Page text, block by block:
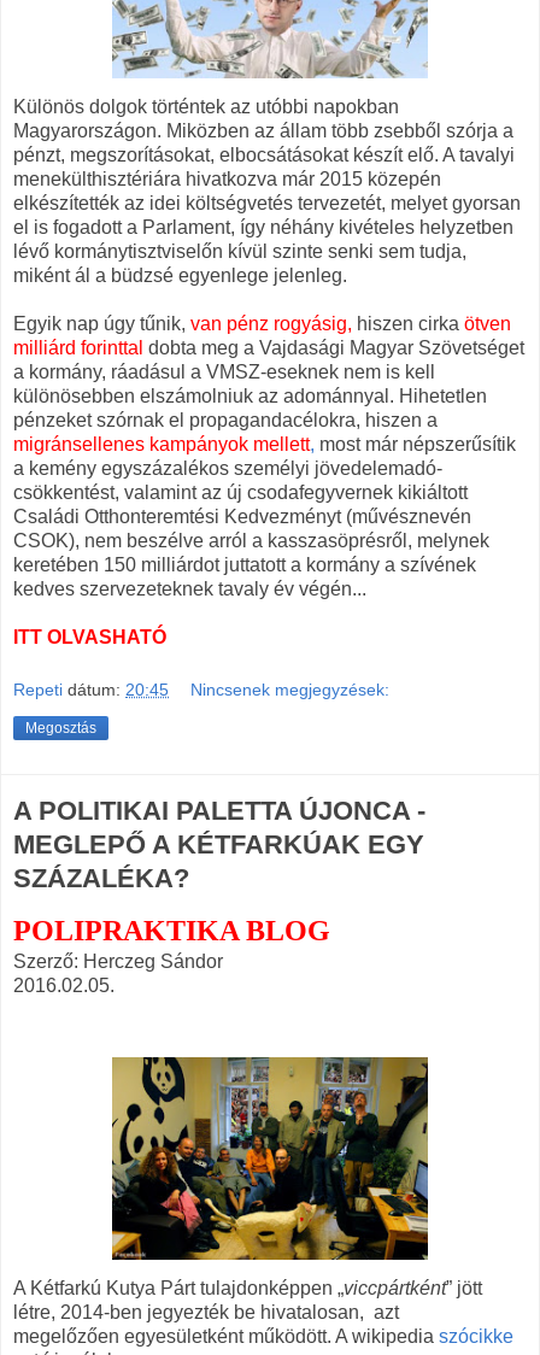
Különös dolgok történtek az utóbbi napokban
Magyarországon. Miközben az állam több zsebből szórja a
pénzt, megszorításokat, elbocsátásokat készít elő. A tavalyi
menekülthisztériára hivatkozva már 2015 közepén
elkészítették az idei költségvetés tervezetét, melyet gyorsan
el is fogadott a Parlament, így néhány kivételes helyzetben
lévő kormánytisztviselőn kívül szinte senki sem tudja,
miként ál a büdzsé egyenlege jelenleg.
Egyik nap úgy tűnik, van pénz rogyásig, hiszen cirka ötven
milliárd forinttal dobta meg a Vajdasági Magyar Szövetséget
a kormány, ráadásul a VMSZ-eseknek nem is kell
különösebben elszámolniuk az adománnyal. Hihetetlen
pénzeket szórnak el propagandacélokra, hiszen a
migránsellenes kampányok mellett, most már népszerűsítik
a kemény egyszázalékos személyi jövedelemadó-
csökkentést, valamint az új csodafegyvernek kikiáltott
Családi Otthonteremtési Kedvezményt (művésznevén
CSOK), nem beszélve arról a kasszasöprésről, melynek
keretében 150 milliárdot juttatott a kormány a szívének
kedves szervezeteknek tavaly év végén...
ITT OLVASHATÓ
Repeti dátum: 20:45 Nincsenek megjegyzések:
Megosztás
A POLITIKAI PALETTA ÚJONCA -
MEGLEPŐ A KÉTFARKÚAK EGY
SZÁZALÉKA?
POLIPRAKTIKA BLOG
Szerző: Herczeg Sándor
2016.02.05.
A Kétfarkú Kutya Párt tulajdonképpen „viccpártként” jött
létre, 2014-ben jegyezték be hivatalosan, azt
megelőzően egyesületként működött. A wikipedia szócikke